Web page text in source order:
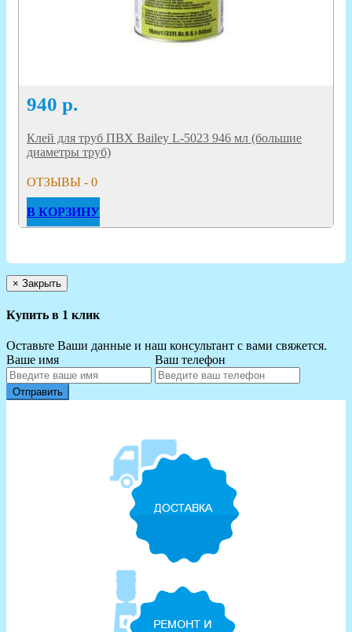
940 р.
Клей для труб ПВХ Bailey L-5023 946 мл (большие
диаметры труб)
ОТЗЫВЫ - 0
В КОРЗИНУ
× Закрыть
Купить в 1 клик
Оставьте Ваши данные и наш консультант с вами свяжется.
Ваше имя
Ваш телефон
Отправить